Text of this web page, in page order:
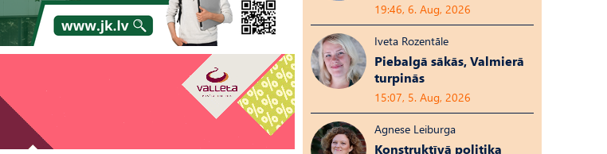
19:46, 6. Aug, 2026
Iveta Rozentāle
Piebalgā sākās, Valmierā
turpinās
15:07, 5. Aug, 2026
Agnese Leiburga
Konstruktīvā politika